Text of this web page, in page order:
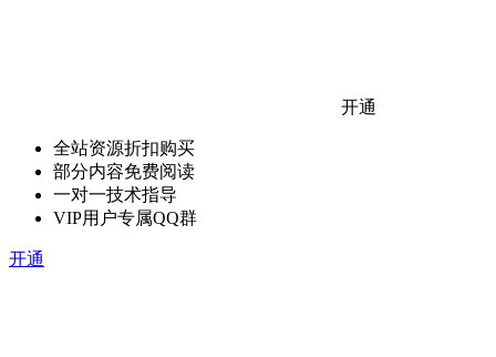
开通
全站资源折扣购买
部分内容免费阅读
一对一技术指导
VIP用户专属QQ群
开通